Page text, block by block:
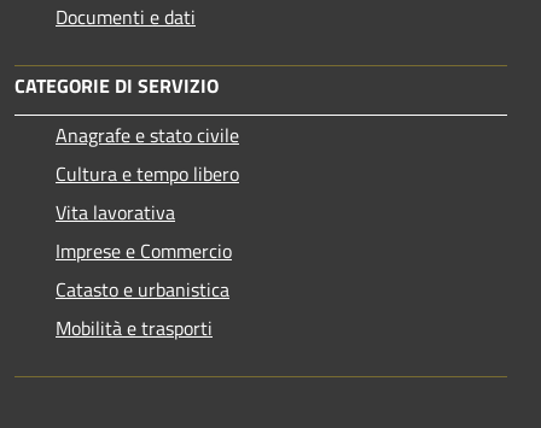
Documenti e dati
CATEGORIE DI SERVIZIO
Anagrafe e stato civile
Cultura e tempo libero
Vita lavorativa
Imprese e Commercio
Catasto e urbanistica
Mobilità e trasporti